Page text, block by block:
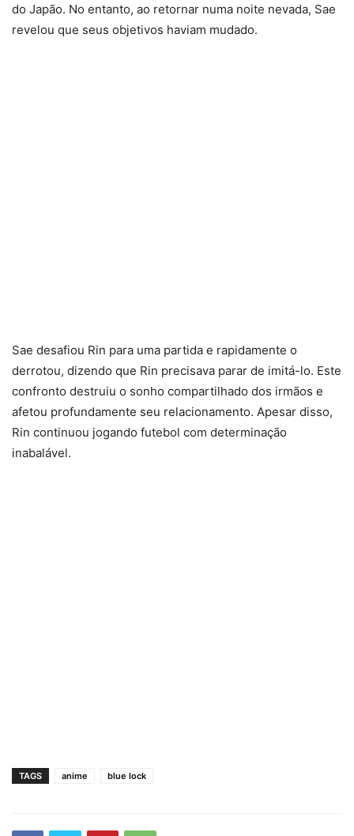
do Japão. No entanto, ao retornar numa noite nevada, Sae
revelou que seus objetivos haviam mudado.
Sae desafiou Rin para uma partida e rapidamente o
derrotou, dizendo que Rin precisava parar de imitá-lo. Este
confronto destruiu o sonho compartilhado dos irmãos e
afetou profundamente seu relacionamento. Apesar disso,
Rin continuou jogando futebol com determinação
inabalável.
TAGS anime blue lock